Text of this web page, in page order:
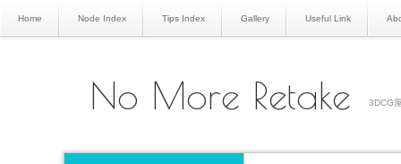
Home Node Index Tips Index Gallery Useful Link
No More Retake 3DCG